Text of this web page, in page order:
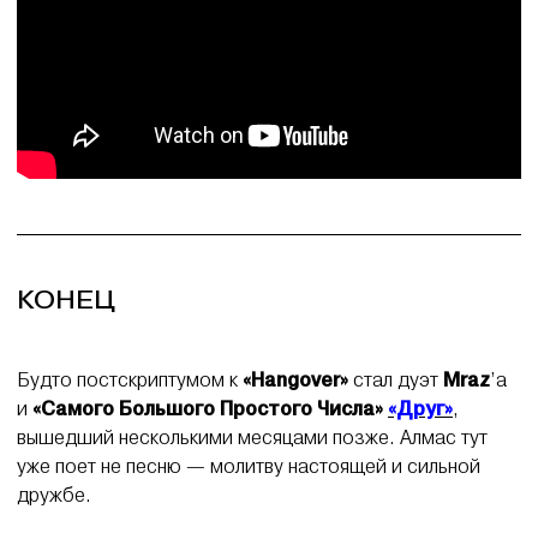
КОНЕЦ
Будто постскриптумом к «Hangover» стал дуэт Mraz’а
и «Самого Большого Простого Числа» «Друг»,
вышедший несколькими месяцами позже. Алмас тут
уже поет не песню — молитву настоящей и сильной
дружбе.